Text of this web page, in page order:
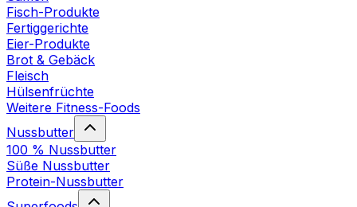
Fisch-Produkte
Fertiggerichte
Eier-Produkte
Brot & Gebäck
Fleisch
Hülsenfrüchte
Weitere Fitness-Foods
Nussbutter
100 % Nussbutter
Süße Nussbutter
Protein-Nussbutter